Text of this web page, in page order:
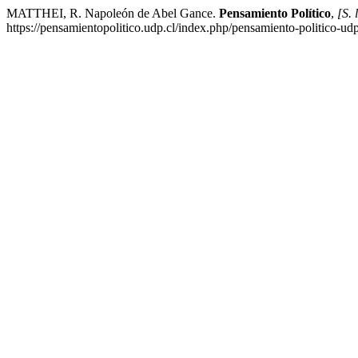
MATTHEI, R. Napoleón de Abel Gance. Pensamiento Político, [S.
https://pensamientopolitico.udp.cl/index.php/pensamiento-politico-